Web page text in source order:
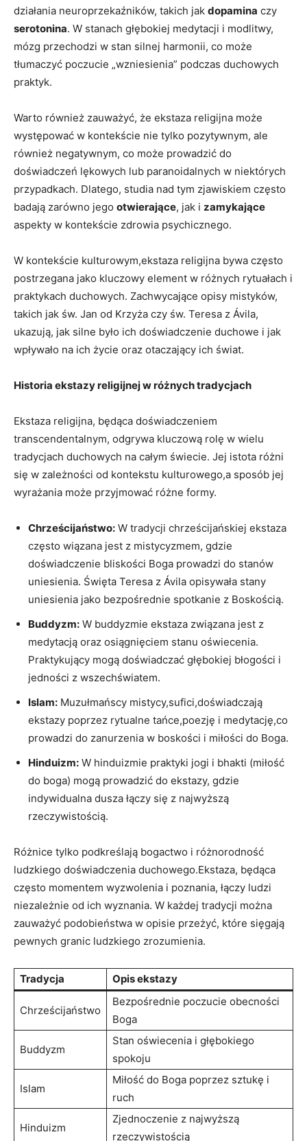
działania neuroprzekaźników, takich jak dopamina czy
serotonina. W stanach głębokiej medytacji i modlitwy,
mózg przechodzi w stan‌ silnej harmonii, co może⁣
tłumaczyć poczucie „wzniesienia” podczas‍ duchowych
praktyk.
Warto również zauważyć, że ekstaza religijna może
występować w kontekście⁣ nie tylko⁣ pozytywnym, ale
również negatywnym, co może prowadzić do
doświadczeń lękowych lub paranoidalnych w niektórych
przypadkach. Dlatego, ⁤studia nad tym zjawiskiem‍ często
badają zarówno jego⁤ otwierające, jak‌ i zamykające
‍aspekty w ‌kontekście zdrowia psychicznego.
W kontekście kulturowym,ekstaza religijna bywa często ​
postrzegana jako kluczowy ‍element⁢ w różnych rytuałach i
praktykach duchowych. Zachwycające opisy mistyków,
takich jak św. Jan od Krzyża czy św. Teresa z ⁤Ávila,
ukazują, jak silne ⁤było ich doświadczenie duchowe ⁣i jak
wpływało na ich życie oraz otaczający ich​ świat.
Historia ekstazy religijnej w różnych ⁢tradycjach
Ekstaza religijna, będąca doświadczeniem
transcendentalnym, odgrywa‍ kluczową rolę ⁢w wielu
tradycjach duchowych ⁤na całym ​świecie. Jej‌ istota różni
się w⁣ zależności od kontekstu kulturowego,a sposób jej
wyrażania może przyjmować różne formy.
Chrześcijaństwo: W ⁢tradycji chrześcijańskiej ekstaza
często wiązana⁤ jest z mistycyzmem, gdzie
doświadczenie bliskości Boga prowadzi do stanów
‌uniesienia. Święta Teresa z Ávila opisywała stany ​
uniesienia jako ‌bezpośrednie spotkanie z⁣ Boskością.
Buddyzm: W buddyzmie ekstaza⁤ związana jest z
medytacją oraz‌ osiągnięciem stanu‍ oświecenia.
Praktykujący mogą doświadczać głębokiej ​błogości i‍
jedności⁣ z wszechświatem.
Islam: Muzułmańscy mistycy,sufici,doświadczają
ekstazy poprzez rytualne tańce,poezję‌ i medytację,co
prowadzi‍ do zanurzenia w‍ boskości i miłości do Boga.
Hinduizm: W hinduizmie praktyki jogi i bhakti (miłość
do boga) mogą prowadzić ‌do ekstazy, gdzie⁤
indywidualna dusza‌ łączy ⁢się z najwyższą
rzeczywistością.
Różnice tylko podkreślają ​bogactwo i różnorodność
ludzkiego doświadczenia duchowego.Ekstaza, będąca
często‌ momentem wyzwolenia i‌ poznania, łączy ‍ludzi
niezależnie od ich wyznania. W każdej tradycji‌ można
zauważyć podobieństwa⁤ w opisie przeżyć, które ​sięgają
pewnych granic ludzkiego zrozumienia.
Tradycja Opis⁣ ekstazy
Chrześcijaństwo
Bezpośrednie poczucie obecności
Boga
Buddyzm
Stan ‌oświecenia i głębokiego
spokoju
Islam
Miłość do Boga poprzez ​sztukę i
ruch
Hinduizm
Zjednoczenie ⁤z najwyższą
rzeczywistością